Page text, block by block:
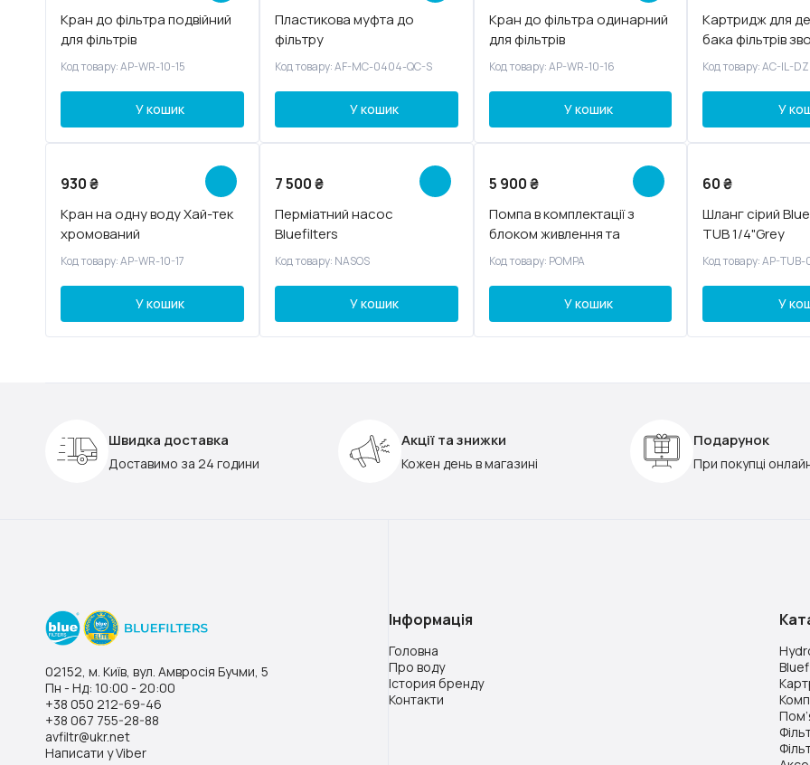
Кран до фільтра подвійний
для фільтрів
Код товару: AP-WR-10-15
У кошик
Пластикова муфта до
фільтру
Код товару: AF-MC-0404-QC-S
У кошик
Кран до фільтра одинарний
для фільтрів
Код товару: AP-WR-10-16
У кошик
Картридж для
бака фільтрів
осмосу
Код товару: AC-IL-
У
930₴
Кран на одну воду Хай-тек
хромований
Код товару: AP-WR-10-17
У кошик
7 500₴
Перміатний насос
Bluefilters
Код товару: NASOS
У кошик
5 900₴
Помпа в комплектації з
блоком живлення та
датчиками тиску
Код товару: POMPA
У кошик
60₴
Шланг сірий
TUB 1/4"Grey
Код товару: AP-
У
Швидка доставка
Доставимо за 24 години
Акції та знижки
Кожен день в магазині
Подарунок
При покупці
02152, м. Київ, вул. Амвросія Бучми, 5
Пн - Нд: 10:00 - 20:00
+38 050 212-69-46
+38 067 755-28-88
avfiltr@ukr.net
Написати у Viber
Інформація
Головна
Про воду
Істория бренду
Контакти